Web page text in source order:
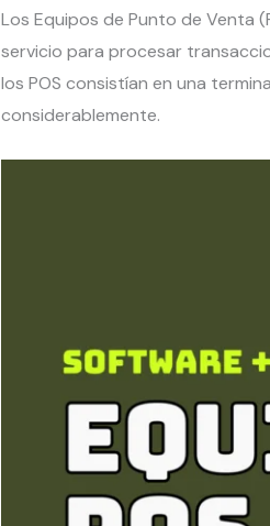
Los Equipos de Punto de Venta
servicio para procesar
los POS consistían en una
considerablemente.